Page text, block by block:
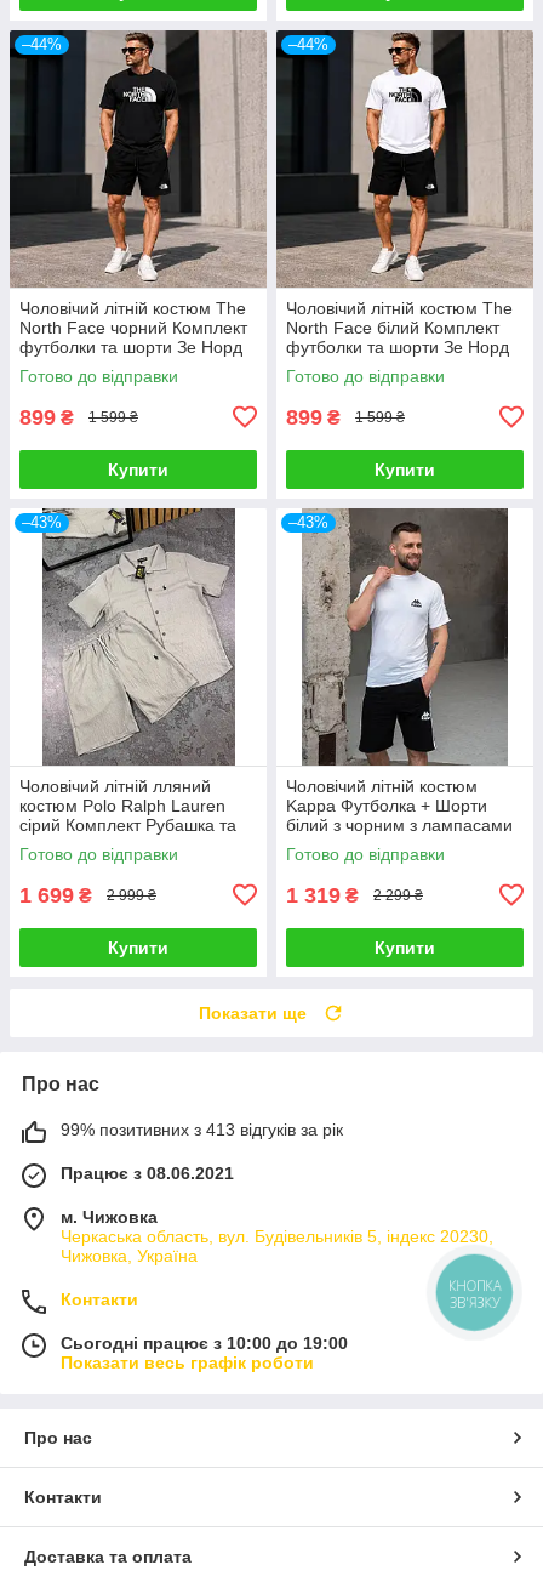
–44%
Чоловічий літній костюм The
North Face чорний Комплект
футболки та шорти Зе Норд
Фейс
Готово до відправки
899 ₴ 1 599 ₴
Купити
–44%
Чоловічий літній костюм The
North Face білий Комплект
футболки та шорти Зе Норд
Фейс
Готово до відправки
899 ₴ 1 599 ₴
Купити
–43%
Чоловічий літній лляний
костюм Polo Ralph Lauren
сірий Комплект Рубашка та
Шорти на літо
Готово до відправки
1 699 ₴ 2 999 ₴
Купити
–43%
Чоловічий літній костюм
Kappa Футболка + Шорти
білий з чорним з лампасами
Комплект Каппа
Готово до відправки
1 319 ₴ 2 299 ₴
Купити
Показати ще
Про нас
99% позитивних з 413 відгуків за рік
Працює з 08.06.2021
м. Чижовка
Черкаська область, вул. Будівельників 5, індекс 20230,
Чижовка, Україна
Контакти
Сьогодні працює з 10:00 до 19:00
Показати весь графік роботи
Про нас
Контакти
Доставка та оплата
КНОПКА
ЗВ'ЯЗКУ